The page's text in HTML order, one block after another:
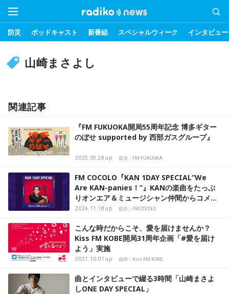
防災 ポッドキャスト 新番組 スペシャルウィーク インタビュー
山崎まさよし
関連記事
『FM FUKUOKA開局55周年記念 博多ギター
のぼせ supported by 西部ガスグループ』
2025.05.28 up 提供：FM FUKUOKA
FM COCOLO『KAN 1DAY SPECIAL“We
Are KAN-panies！”』KANの楽曲をたっぷ
りオンエア＆ミュージシャン仲間からコメン
トも！
2024.11.18 up 提供：FM COCOLO
こんな時だからこそ、愛を届けませんか？
Kiss FM KOBE開局31周年企画「#愛を届け
よう」実施
2021.10.01 up 提供：Kiss FM KOBE
曲とインタビューで綴る3時間「山崎まさよ
しONE DAY SPECIAL」